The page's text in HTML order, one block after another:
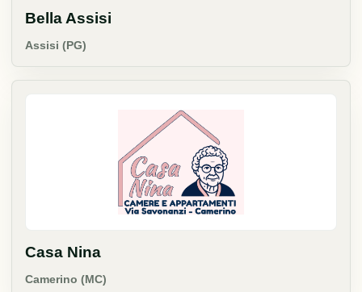
Bella Assisi
Assisi (PG)
Casa Nina
Camerino (MC)